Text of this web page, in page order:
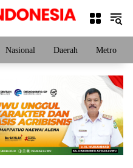
Nasional Daerah Metro